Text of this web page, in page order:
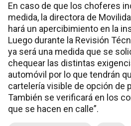
En caso de que los choferes
medida, la directora de
hará un apercibimiento en la
Luego durante la Revisión
ya será una medida que se
chequear las distintas
automóvil por lo que tendrán
cartelería visible de opción de
También se verificará en los
que se hacen en calle”.